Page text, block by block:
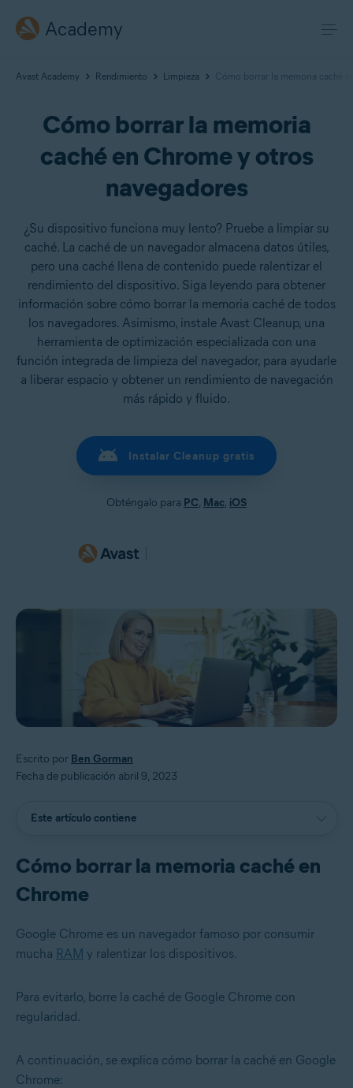
Academy
Avast Academy Rendimiento Limpieza Cómo borrar la memoria caché
Cómo borrar la memoria
caché en Chrome y otros
navegadores
¿Su dispositivo funciona muy lento? Pruebe a limpiar su
caché. La caché de un navegador almacena datos útiles,
pero una caché llena de contenido puede ralentizar el
rendimiento del dispositivo. Siga leyendo para obtener
información sobre cómo borrar la memoria caché de todos
los navegadores. Asimismo, instale Avast Cleanup, una
herramienta de optimización especializada con una
función integrada de limpieza del navegador, para ayudarle
a liberar espacio y obtener un rendimiento de navegación
más rápido y fluido.
Instalar Cleanup gratis
Obténgalo para PC, Mac, iOS
Escrito por Ben Gorman
Fecha de publicación abril 9, 2023
Este artículo contiene
Cómo borrar la memoria caché en
Chrome
Google Chrome es un navegador famoso por consumir
mucha RAM y ralentizar los dispositivos.
Para evitarlo, borre la caché de Google Chrome con
regularidad.
A continuación, se explica cómo borrar la caché en Google
Chrome: